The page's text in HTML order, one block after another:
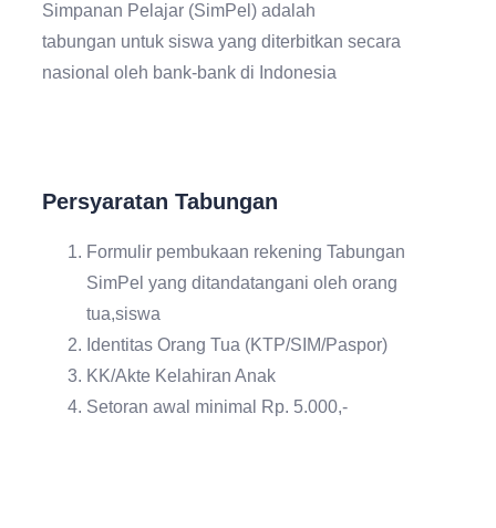
Simpanan Pelajar (SimPel) adalah
tabungan untuk siswa yang diterbitkan secara
nasional oleh bank-bank di Indonesia
Persyaratan Tabungan
Formulir pembukaan rekening Tabungan
SimPel yang ditandatangani oleh orang
tua,siswa
Identitas Orang Tua (KTP/SIM/Paspor)
KK/Akte Kelahiran Anak
Setoran awal minimal Rp. 5.000,-